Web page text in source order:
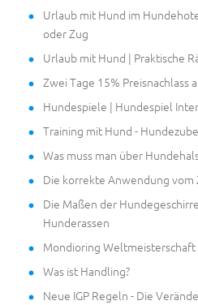
Urlaub mit Hund im
oder Zug
Urlaub mit Hund | Praktische
Zwei Tage 15% Preisnachlass
Hundespiele | Hundespiel
Training mit Hund -
Was muss man über
Die korrekte Anwendung vom
Die Maßen der
Hunderassen
Mondioring Weltmeisterschaft
Was ist Handling?
Neue IGP Regeln - Die